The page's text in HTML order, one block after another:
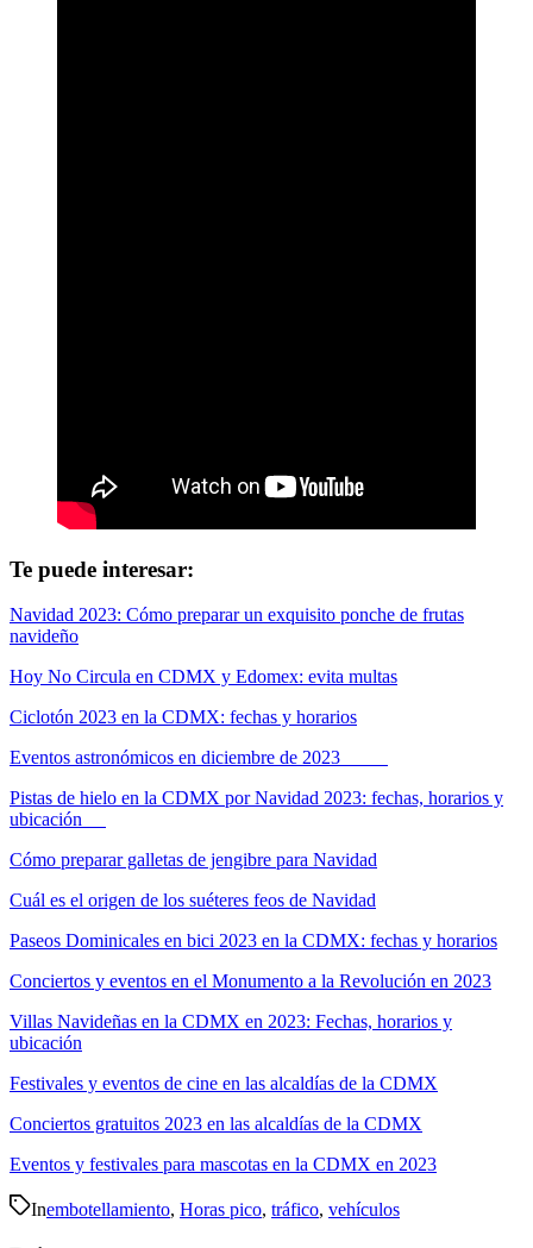
Te puede interesar:
Navidad 2023: Cómo preparar un exquisito ponche de frutas
navideño
Hoy No Circula en CDMX y Edomex: evita multas
Ciclotón 2023 en la CDMX: fechas y horarios
Eventos astronómicos en diciembre de 2023
Pistas de hielo en la CDMX por Navidad 2023: fechas, horarios y
ubicación
Cómo preparar galletas de jengibre para Navidad
Cuál es el origen de los suéteres feos de Navidad
Paseos Dominicales en bici 2023 en la CDMX: fechas y horarios
Conciertos y eventos en el Monumento a la Revolución en 2023
Villas Navideñas en la CDMX en 2023: Fechas, horarios y
ubicación
Festivales y eventos de cine en las alcaldías de la CDMX
Conciertos gratuitos 2023 en las alcaldías de la CDMX
Eventos y festivales para mascotas en la CDMX en 2023
Inembotellamiento, Horas pico, tráfico, vehículos